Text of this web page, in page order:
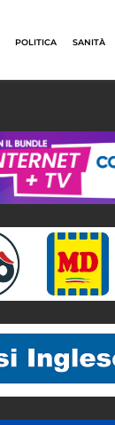
POLITICA SANITÀ